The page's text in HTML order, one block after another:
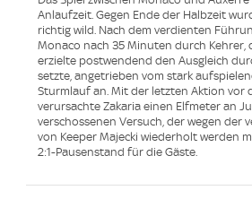
Anlaufzeit. Gegen Ende der Halbzeit
richtig wild. Nach dem verdienten
Monaco nach 35 Minuten durch Kehrer,
erzielte postwendend den Ausgleich
setzte, angetrieben vom stark
Sturmlauf an. Mit der letzten Aktion vor
verursachte Zakaria einen Elfmeter an
verschossenen Versuch, der wegen der
von Keeper Majecki wiederholt werden
2:1-Pausenstand für die Gäste.